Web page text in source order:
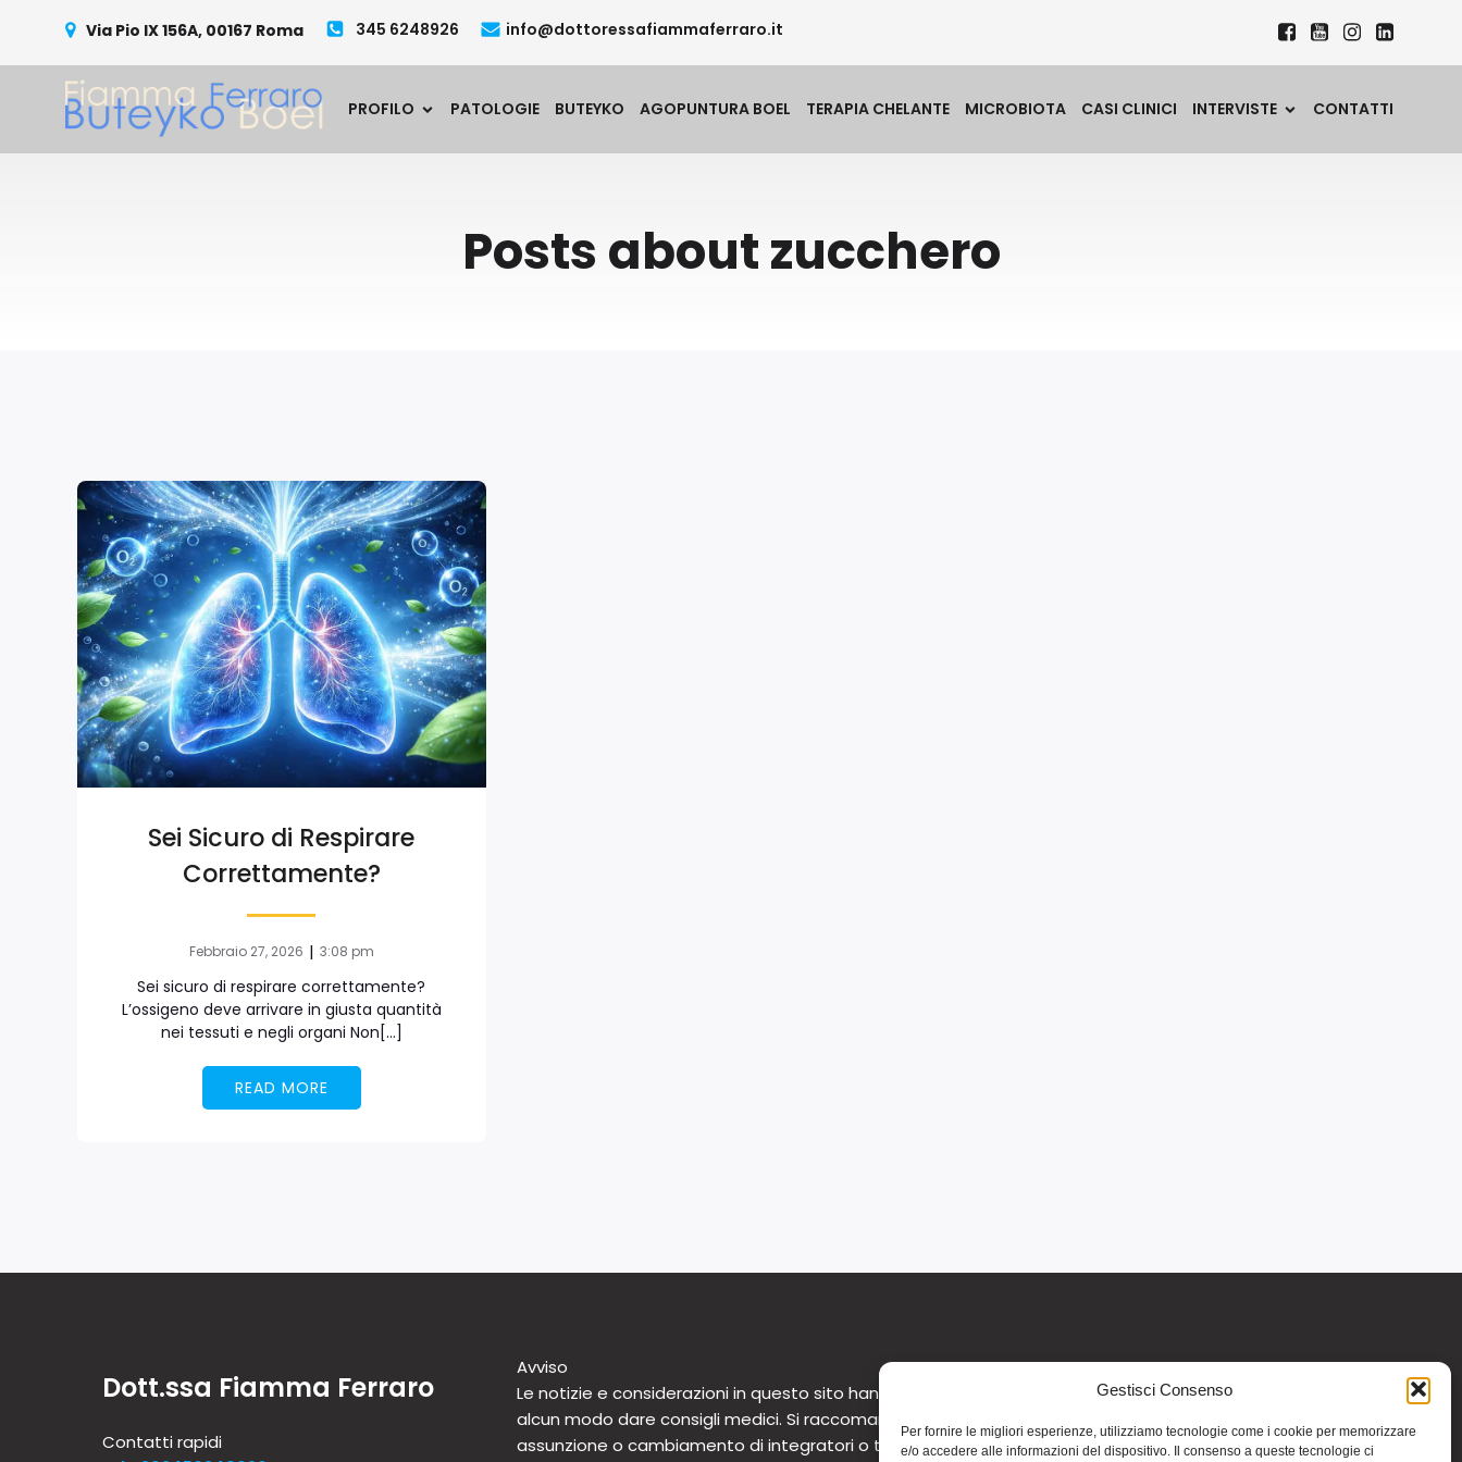
Gestisci Consenso
Per fornire le migliori esperienze, utilizziamo tecnologie come i cookie per memorizzare
e/o accedere alle informazioni del dispositivo. Il consenso a queste tecnologie ci
Via Pio IX 156A, 00167 Roma 345 6248926 info@dottoressafiammaferraro.it
PROFILO PATOLOGIE BUTEYKO AGOPUNTURA BOEL TERAPIA CHELANTE MICROBIOTA CASI CLINICI INTERVISTE CONTATTI
Posts about zucchero
Sei Sicuro di Respirare
Correttamente?
Febbraio 27, 2026 | 3:08 pm
Sei sicuro di respirare correttamente?
L’ossigeno deve arrivare in giusta quantità
nei tessuti e negli organi Non[…]
READ MORE
Dott.ssa Fiamma Ferraro
Contatti rapidi
Avviso
Le notizie e considerazioni in questo sito hanno carattere informativo generale e non intendono in
alcun modo dare consigli medici. Si raccomanda di non intraprendere o interrompere alcuna terapia o
assunzione o cambiamento di integratori o tantomeno medicinali (nemmeno “naturali”) senza una